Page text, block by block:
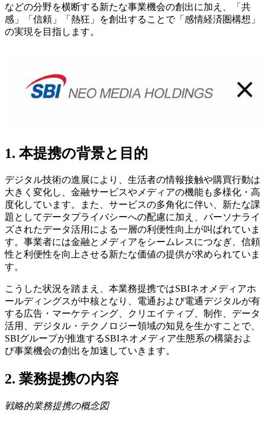
などの分野を横断する新たな事業機会の創出に加え、「共
感」「信頼」「熱狂」を創出することで「感情経済圏構想」
の実現を目指します。
1. 本提携の背景と目的
デジタル技術の進展により、生活者の情報接触や購買行動は
大きく変化し、金融サービスやメディアの機能も多様化・高
度化しています。また、サービスの多角化に伴い、新たな課
題としてデータプライバシーへの配慮に加え、パーソナライ
ズされたデータ活用による一層の利便性向上が叫ばれていま
す。事業者には金融とメディアをシームレスにつなぎ、信頼
性と利便性を向上させる新たな価値の提供が求められていま
す。
こうした状況を踏まえ、本業務提携ではSBIネオメディアホ
ールディングスが中核となり、電通および電通デジタルが有
する広告・マーケティング、クリエイティブ、制作、データ
活用、デジタル・テクノロジー領域の知見を生かすことで、
SBIグループが推進するSBIネオメディア生態系の構築およ
び事業機会の創出を加速していきます。
2. 業務提携の内容
戦略的業務提携の概念図